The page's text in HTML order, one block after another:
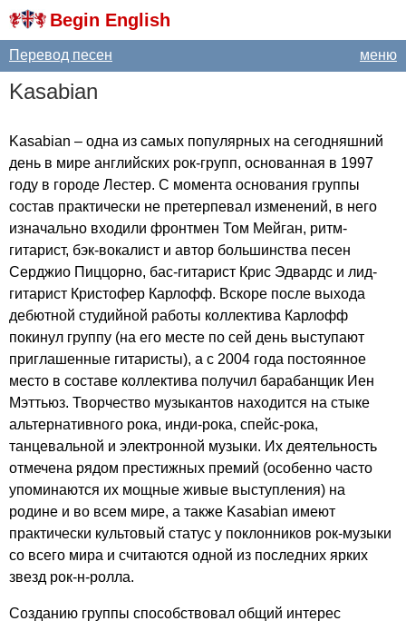
Begin English
меню
Перевод песен
Kasabian
Kasabian – одна из самых популярных на сегодняшний
день в мире английских рок-групп, основанная в 1997
году в городе Лестер. С момента основания группы
состав практически не претерпевал изменений, в него
изначально входили фронтмен Том Мейган, ритм-
гитарист, бэк-вокалист и автор большинства песен
Серджио Пиццорно, бас-гитарист Крис Эдвардс и лид-
гитарист Кристофер Карлофф. Вскоре после выхода
дебютной студийной работы коллектива Карлофф
покинул группу (на его месте по сей день выступают
приглашенные гитаристы), а с 2004 года постоянное
место в составе коллектива получил барабанщик Иен
Мэттьюз. Творчество музыкантов находится на стыке
альтернативного рока, инди-рока, спейс-рока,
танцевальной и электронной музыки. Их деятельность
отмечена рядом престижных премий (особенно часто
упоминаются их мощные живые выступления) на
родине и во всем мире, а также Kasabian имеют
практически культовый статус у поклонников рок-музыки
со всего мира и считаются одной из последних ярких
звезд рок-н-ролла.
Созданию группы способствовал общий интерес